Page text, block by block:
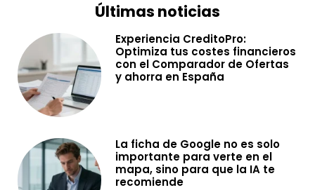
Últimas noticias
Experiencia CreditoPro:
Optimiza tus costes financieros
con el Comparador de Ofertas
y ahorra en España
La ficha de Google no es solo
importante para verte en el
mapa, sino para que la IA te
recomiende